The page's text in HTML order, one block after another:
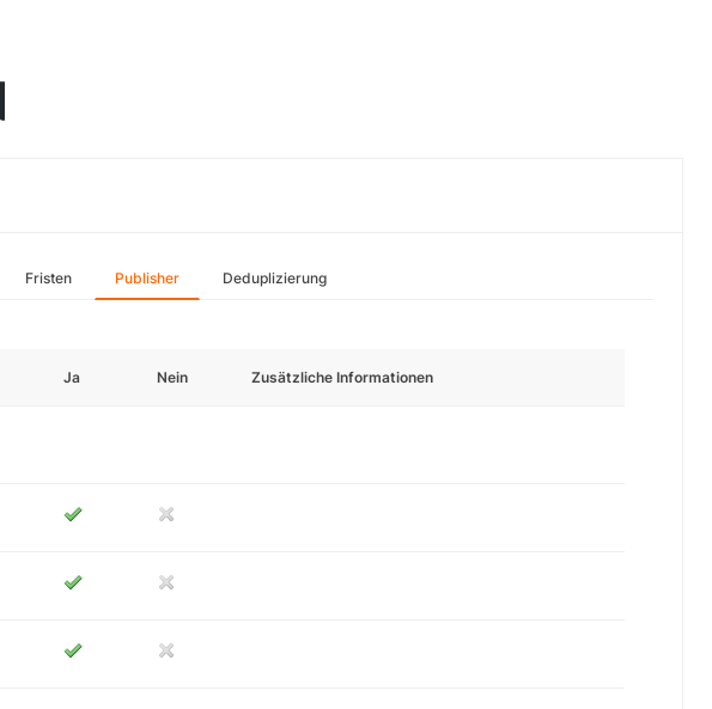
Fristen Publisher Deduplizierung
Ja Nein Zusätzliche Informationen